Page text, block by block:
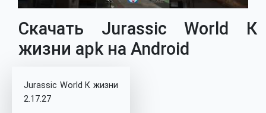
Скачать Jurassic World К
жизни apk на Android
Jurassic World К жизни
2.17.27